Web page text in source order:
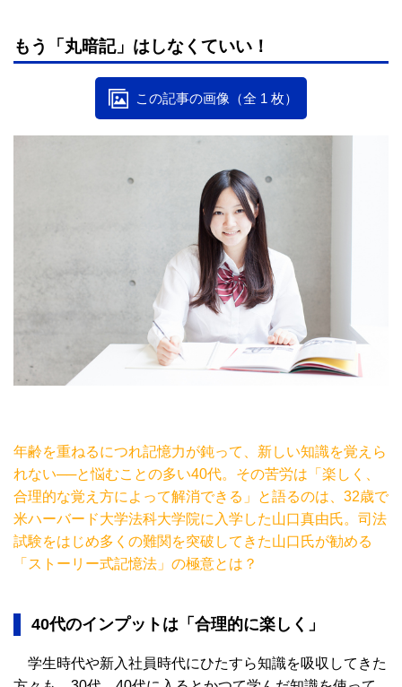
もう「丸暗記」はしなくていい！
この記事の画像（全 1 枚）
年齢を重ねるにつれ記憶力が鈍って、新しい知識を覚えら
れない──と悩むことの多い40代。その苦労は「楽しく、
合理的な覚え方によって解消できる」と語るのは、32歳で
米ハーバード大学法科大学院に入学した山口真由氏。司法
試験をはじめ多くの難関を突破してきた山口氏が勧める
「ストーリー式記憶法」の極意とは？
40代のインプットは「合理的に楽しく」
学生時代や新入社員時代にひたすら知識を吸収してきた